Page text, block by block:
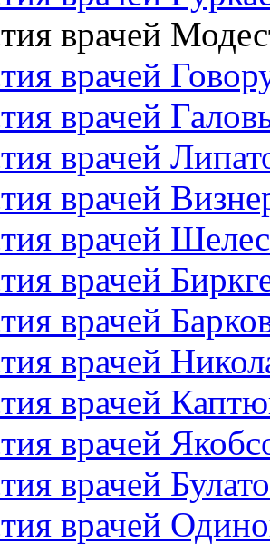
врачей
врачей
врачей
врачей
врачей
врачей
врачей
врачей
врачей
врачей
врачей
врачей
врачей